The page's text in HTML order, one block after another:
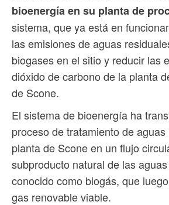
bioenergía en su planta de
sistema, que ya está en
las emisiones de aguas
biogases en el sitio y reducir las
dióxido de carbono de la planta
de Scone.
El sistema de bioenergía ha
proceso de tratamiento de
planta de Scone en un flujo
subproducto natural de las
conocido como biogás, que
gas renovable viable.